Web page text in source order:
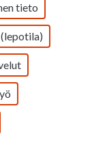
tieto